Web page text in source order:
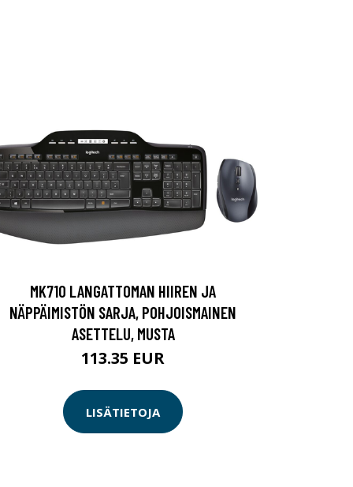
MK710 LANGATTOMAN HIIREN JA
NÄPPÄIMISTÖN SARJA, POHJOISMAINEN
ASETTELU, MUSTA
113.35 EUR
LISÄTIETOJA